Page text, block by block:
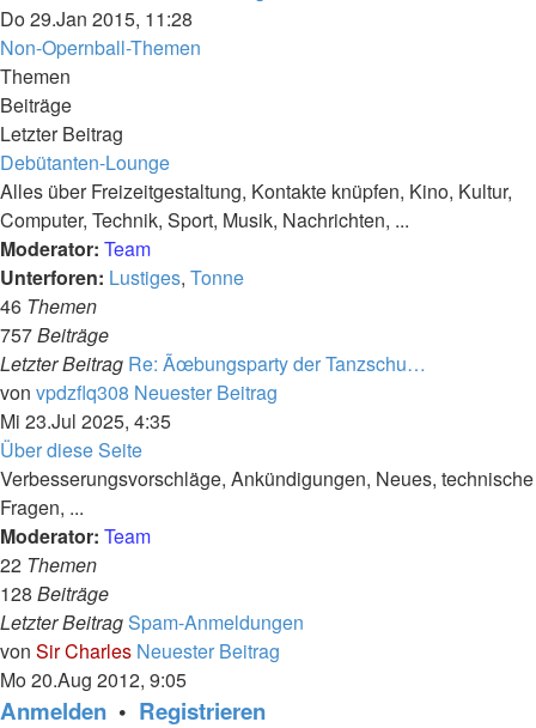
Do 29.Jan 2015, 11:28
Non-Opernball-Themen
Themen
Beiträge
Letzter Beitrag
Debütanten-Lounge
Alles über Freizeitgestaltung, Kontakte knüpfen, Kino, Kultur,
Computer, Technik, Sport, Musik, Nachrichten, ...
Moderator: Team
Unterforen: Lustiges, Tonne
46 Themen
757Beiträge
Letzter Beitrag Re: Ãœbungsparty der Tanzschu…
von vpdzflq308 Neuester Beitrag
Mi 23.Jul 2025, 4:35
Über diese Seite
Verbesserungsvorschläge, Ankündigungen, Neues, technische
Fragen, ...
Moderator: Team
22 Themen
128 Beiträge
Letzter BeitragSpam-Anmeldungen
von Sir Charles Neuester Beitrag
Mo 20.Aug 2012, 9:05
Anmelden • Registrieren